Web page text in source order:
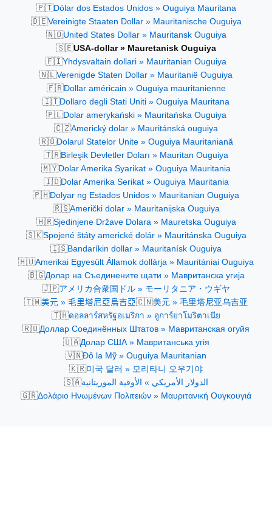
🇵🇹Dólar dos Estados Unidos » Ouguiya Mauritana
🇩🇪Vereinigte Staaten Dollar » Mauritanische Ouguiya
🇳🇴United States Dollar » Mauritansk Ouguiya
🇸🇪USA-dollar » Mauretanisk Ouguiya
🇫🇮Yhdysvaltain dollari » Mauritanian Ouguiya
🇳🇱Verenigde Staten Dollar » Mauritanië Ouguiya
🇫🇷Dollar américain » Ouguiya mauritanienne
🇮🇹Dollaro degli Stati Uniti » Ouguiya Mauritana
🇵🇱Dolar amerykański » Mauritańska Ouguiya
🇨🇿Americký dolar » Mauritánská ouguiya
🇷🇴Dolarul Statelor Unite » Ouguiya Mauritaniană
🇹🇷Birleşik Devletler Doları » Mauritan Ouguiya
🇲🇾Dolar Amerika Syarikat » Ouguiya Mauritania
🇮🇩Dolar Amerika Serikat » Ouguiya Mauritania
🇵🇭Dolyar ng Estados Unidos » Mauritanian Ouguiya
🇷🇸Američki dolar » Mauritanijska Ouguiya
🇭🇷Sjedinjene Države Dolara » Mauretska Ouguiya
🇸🇰Spojené štáty americké dolár » Mauritánska Ouguiya
🇮🇸Bandaríkin dollar » Mauritanísk Ouguiya
🇭🇺Amerikai Egyesült Államok dollárja » Mauritániai Ouguiya
🇧🇬Долар на Съединените щати » Мавританска угија
🇯🇵アメリカ合衆国ドル » モーリタニア・ウギヤ
🇹🇼美元 » 毛里塔尼亞烏吉亞🇨🇳美元 » 毛里塔尼亚乌吉亚
🇹🇭ดอลลาร์สหรัฐอเมริกา » อูการ์ยาโมริตาเนีย
🇷🇺Доллар Соединённых Штатов » Мавританская огуйя
🇺🇦Долар США » Мавританська угія
🇻🇳Đô la Mỹ » Ouguiya Mauritanian
🇰🇷미국 달러 » 모리타니 오우기야
🇸🇦الدولار الأمريكي » الأوقية الموريتانية
🇬🇷Δολάριο Ηνωμένων Πολιτειών » Μαυριτανική Ουγκουγιά